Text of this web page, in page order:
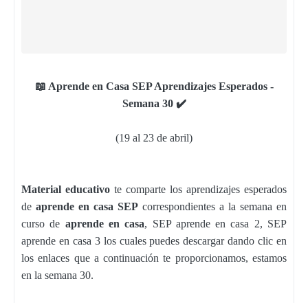
📖 Aprende en Casa SEP Aprendizajes Esperados -
Semana 30 ✔️
(19 al 23 de abril)
Material educativo te comparte los aprendizajes esperados
de aprende en casa SEP correspondientes a la semana en
curso de aprende en casa, SEP aprende en casa 2, SEP
aprende en casa 3 los cuales puedes descargar dando clic en
los enlaces que a continuación te proporcionamos, estamos
en la semana 30.